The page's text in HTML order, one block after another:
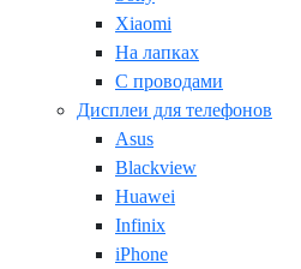
Xiaomi
На лапках
С проводами
Дисплеи для телефонов
Asus
Blackview
Huawei
Infinix
iPhone